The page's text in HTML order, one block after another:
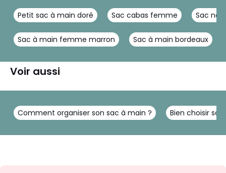
Petit sac à main doré Sac cabas femme Sac
Sac à main femme marron Sac à main bordeaux
Voir aussi
Comment organiser son sac à main ? Bien choisir sa